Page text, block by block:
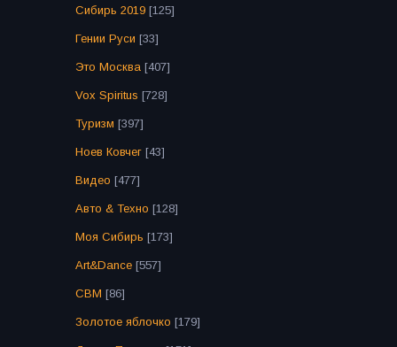
Сибирь 2019 [125]
Гении Руси [33]
Это Москва [407]
Vox Spiritus [728]
Туризм [397]
Ноев Ковчег [43]
Видео [477]
Авто & Техно [128]
Моя Сибирь [173]
Art&Dance [557]
СВМ [86]
Золотое яблочко [179]